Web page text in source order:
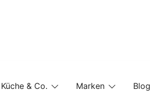
Küche & Co. Marken Blog